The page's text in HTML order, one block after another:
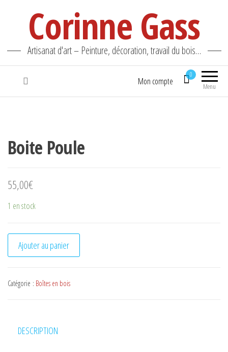
Corinne Gass
Artisanat d'art – Peinture, décoration, travail du bois…
Menu
0
Mon compte
Boite Poule
55,00€
1 en stock
quantité de Boite Poule
Ajouter au panier
Catégorie : Boîtes en bois
DESCRIPTION